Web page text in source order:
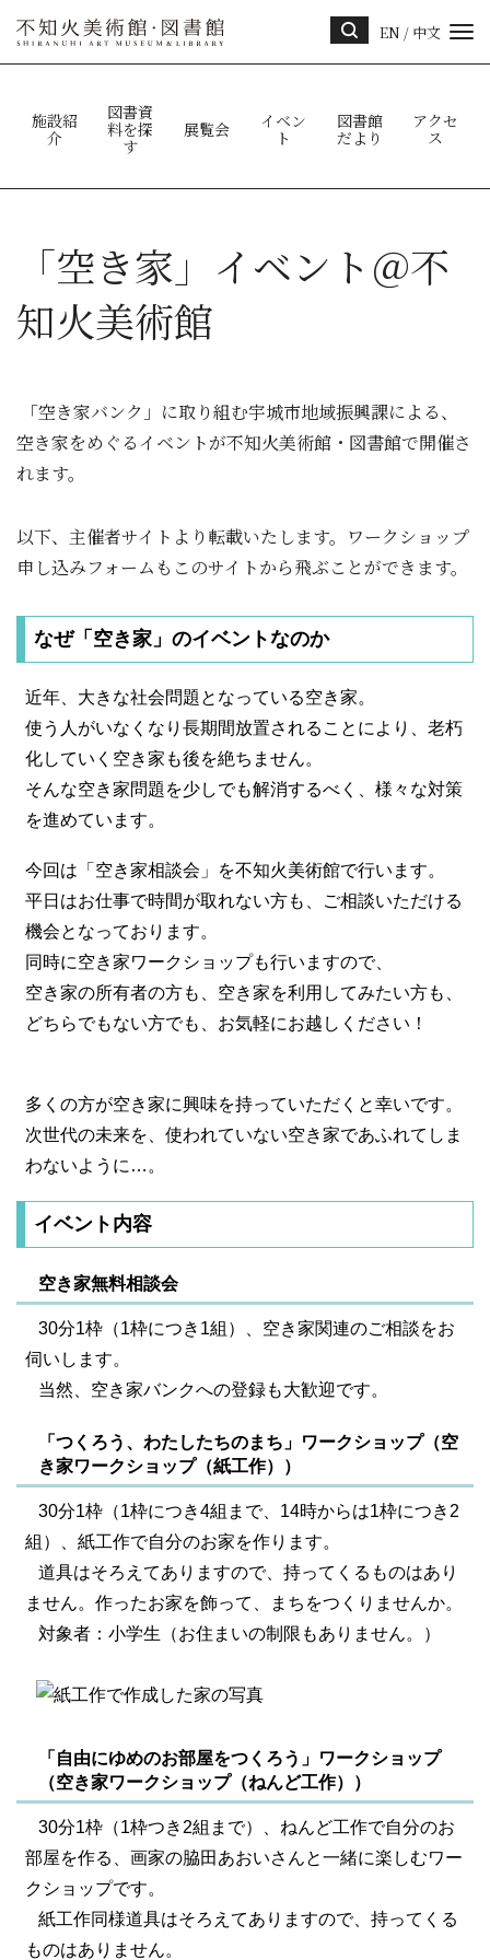
ト内
EN / 中文
施設紹
介
図書資
料を探
す
展覧会
イベン
ト
図書館
だより
アクセ
ス
「空き家」イベント＠不
知火美術館
「空き家バンク」に取り組む宇城市地域振興課による、
空き家をめぐるイベントが不知火美術館・図書館で開催さ
れます。
以下、主催者サイトより転載いたします。ワークショップ
申し込みフォームもこのサイトから飛ぶことができます。
なぜ「空き家」のイベントなのか
近年、大きな社会問題となっている空き家。
使う人がいなくなり長期間放置されることにより、老朽
化していく空き家も後を絶ちません。
そんな空き家問題を少しでも解消するべく、様々な対策
を進めています。
今回は「空き家相談会」を不知火美術館で行います。
平日はお仕事で時間が取れない方も、ご相談いただける
機会となっております。
同時に空き家ワークショップも行いますので、
空き家の所有者の方も、空き家を利用してみたい方も、
どちらでもない方でも、お気軽にお越しください！
多くの方が空き家に興味を持っていただくと幸いです。
次世代の未来を、使われていない空き家であふれてしま
わないように…。
イベント内容
空き家無料相談会
30分1枠（1枠につき1組）、空き家関連のご相談をお
伺いします。
当然、空き家バンクへの登録も大歓迎です。
「つくろう、わたしたちのまち」ワークショップ（空
き家ワークショップ（紙工作））
30分1枠（1枠につき4組まで、14時からは1枠につき2
組）、紙工作で自分のお家を作ります。
道具はそろえてありますので、持ってくるものはあり
ません。作ったお家を飾って、まちをつくりませんか。
対象者：小学生（お住まいの制限もありません。）
「自由にゆめのお部屋をつくろう」ワークショップ
（空き家ワークショップ（ねんど工作））
30分1枠（1枠つき2組まで）、ねんど工作で自分のお
部屋を作る、画家の脇田あおいさんと一緒に楽しむワー
クショップです。
紙工作同様道具はそろえてありますので、持ってくる
ものはありません。